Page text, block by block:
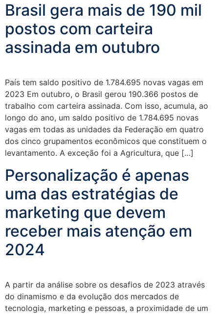
Brasil gera mais de 190 mil
postos com carteira
assinada em outubro
País tem saldo positivo de 1.784.695 novas vagas em
2023 Em outubro, o Brasil gerou 190.366 postos de
trabalho com carteira assinada. Com isso, acumula, ao
longo do ano, um saldo positivo de 1.784.695 novas
vagas em todas as unidades da Federação em quatro
dos cinco grupamentos econômicos que constituem o
levantamento. A exceção foi a Agricultura, que […]
Personalização é apenas
uma das estratégias de
marketing que devem
receber mais atenção em
2024
A partir da análise sobre os desafios de 2023 através
do dinamismo e da evolução dos mercados de
tecnologia, marketing e pessoas, a proximidade de um